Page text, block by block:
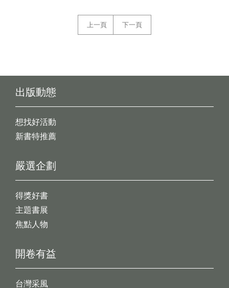
上一頁 下一頁
出版動態
想找好活動
新書特推薦
開卷有益
台灣采風
嚴選企劃
得獎好書
主題書展
焦點人物